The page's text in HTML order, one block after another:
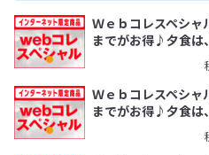
Ｗｅｂコレスペシ
までがお得♪夕食
Ｗｅｂコレスペシ
までがお得♪夕食